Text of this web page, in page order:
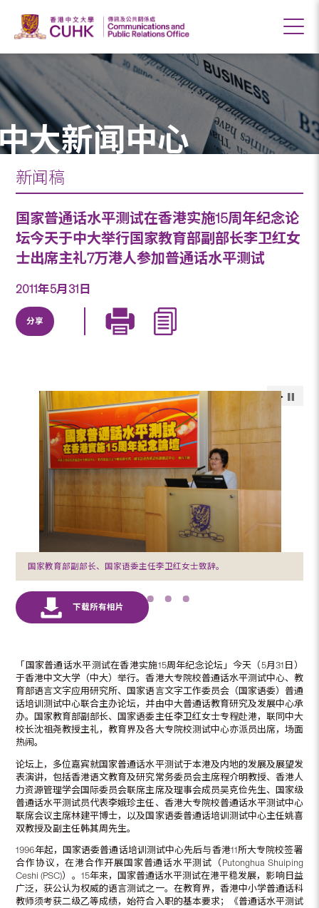
大新闻中心
新闻稿
国家普通话水平测试在香港实施15周年纪念论
坛今天于中大举行国家教育部副部长李卫红女
士出席主礼7万港人参加普通话水平测试
2011年5月31日
分享
国家教育部副部长、国家语委主任李卫红女士致辞。
「国家普通话水平测试在香港实施15周年纪念论坛」今天（5月31日）
于香港中文大学（中大）举行。香港大专院校普通话水平测试中心、教
育部语言文字应用研究所、国家语言文字工作委员会（国家语委）普通
话培训测试中心联合主办论坛，并由中大普通话教育研究及发展中心承
办。国家教育部副部长、国家语委主任李卫红女士专程赴港，联同中大
校长沈祖尧教授主礼，教育界及各大专院校测试中心亦派员出席，场面
热闹。
论坛上，多位嘉宾就国家普通话水平测试于本港及内地的发展及展望发
表演讲，包括香港语文教育及研究常务委员会主席程介明教授、香港人
力资源管理学会国际委员会联席主席及理事会成员吴克俭先生、国家级
普通话水平测试员代表李娥珍主任、香港大专院校普通话水平测试中心
联席会议主席林建平博士，以及国家语委普通话培训测试中心主任姚喜
双教授及副主任韩其周先生。
1996年起，国家语委普通话培训测试中心先后与香港11所大专院校签署
合作协议，在港合作开展国家普通话水平测试（Putonghua Shuiping
Ceshi (PSC)）。15年来，国家普通话水平测试在港平稳发展，影响日益
广泛，获公认为权威的语言测试之一。在教育界，香港中小学普通话科
教师须考获二级乙等成绩，始符合入职的基本要求；《普通话水平测试